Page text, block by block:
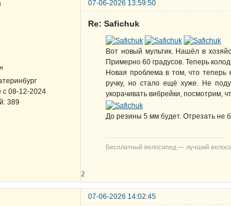
07-06-2026 13:59:50
с 08-12-2024
389
Re: Safichuk
Вот новый мультик. Нашёл в
Примерно 60 градусов. Теперь
Новая проблема в том, что
ручку, но стало ещё хуже. Не
укорачивать вибрейки, посмотрим,
До резины 5 мм будет. Отрезать не
Бесплатный велосипед — лучший
2
07-06-2026 14:02:45